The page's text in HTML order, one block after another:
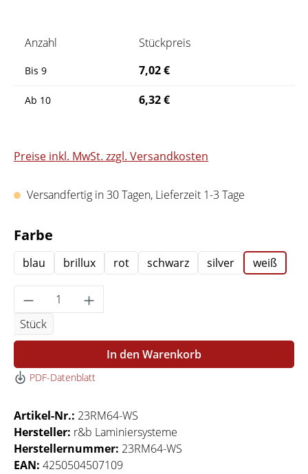
Anzahl Stückpreis
Bis 9 7,02 €
Ab 10 6,32 €
Preise inkl. MwSt. zzgl. Versandkosten
Versandfertig in 30 Tagen, Lieferzeit 1-3 Tage
Farbe
blau brillux rot schwarz silver weiß
Produkt Anzahl: Gib den gewünschten
Stück
In den Warenkorb
PDF-Datenblatt
Artikel-Nr.: 23RM64-WS
Hersteller: r&b Laminiersysteme
Herstellernummer: 23RM64-WS
EAN: 4250504507109